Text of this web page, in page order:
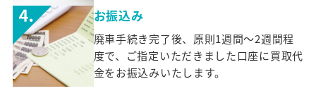
お振込み
廃車手続き完了後、原則1週間～2週間程
度で、ご指定いただきました口座に買取代
金をお振込みいたします。